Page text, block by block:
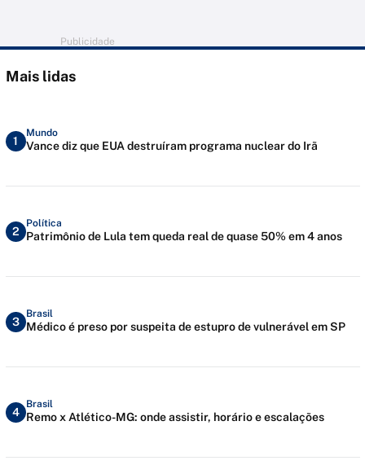
Publicidade
Mais lidas
1
Mundo
Vance diz que EUA destruíram programa nuclear do Irã
2
Política
Patrimônio de Lula tem queda real de quase 50% em 4 anos
3
Brasil
Médico é preso por suspeita de estupro de vulnerável em SP
4
Brasil
Remo x Atlético-MG: onde assistir, horário e escalações